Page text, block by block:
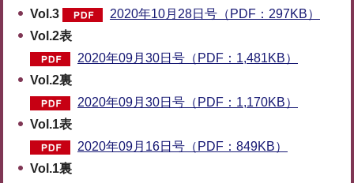
Vol.3
2020年10月28日号（PDF：297KB）
Vol.2表
2020年09月30日号（PDF：1,481KB）
Vol.2裏
2020年09月30日号（PDF：1,170KB）
Vol.1表
2020年09月16日号（PDF：849KB）
Vol.1裏